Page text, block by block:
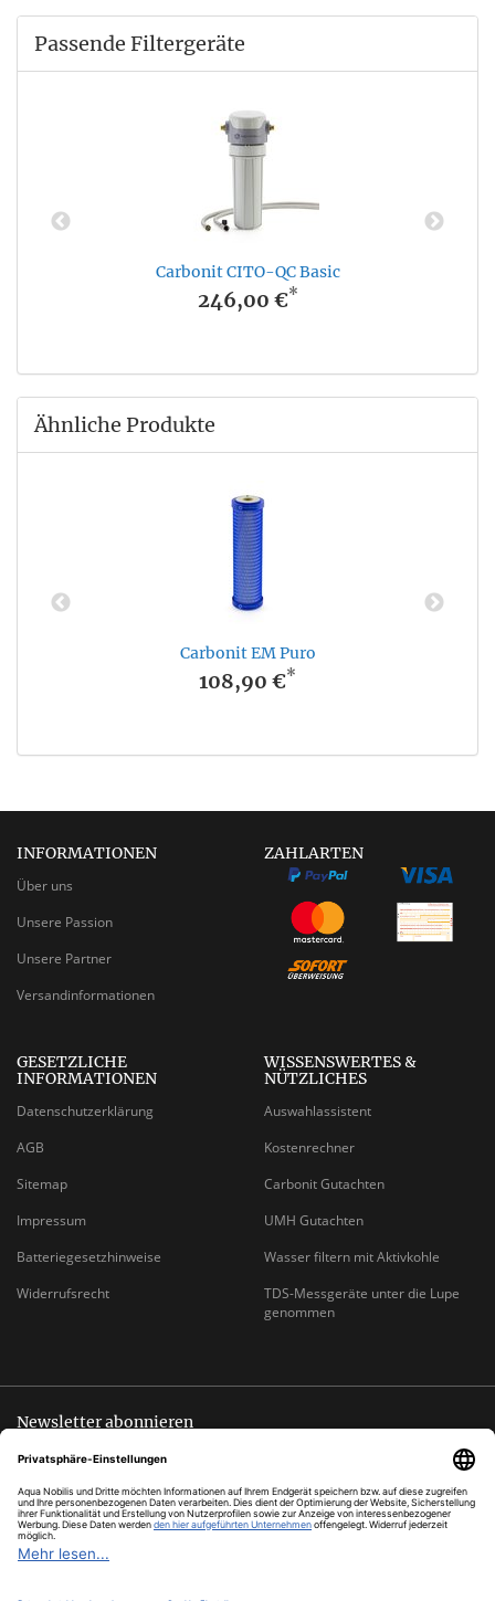
Passende Filtergeräte
Carbonit CITO-QC Basic
246,00 €*
Ähnliche Produkte
Carbonit EM Puro
108,90 €*
INFORMATIONEN
Über uns
Unsere Passion
Unsere Partner
Versandinformationen
ZAHLARTEN
GESETZLICHE
INFORMATIONEN
Datenschutzerklärung
AGB
Sitemap
Impressum
Batteriegesetzhinweise
Widerrufsrecht
WISSENSWERTES &
NÜTZLICHES
Auswahlassistent
Kostenrechner
Carbonit Gutachten
UMH Gutachten
Wasser filtern mit Aktivkohle
TDS-Messgeräte unter die Lupe
genommen
Newsletter abonnieren
EMAIL-
ADRESSE